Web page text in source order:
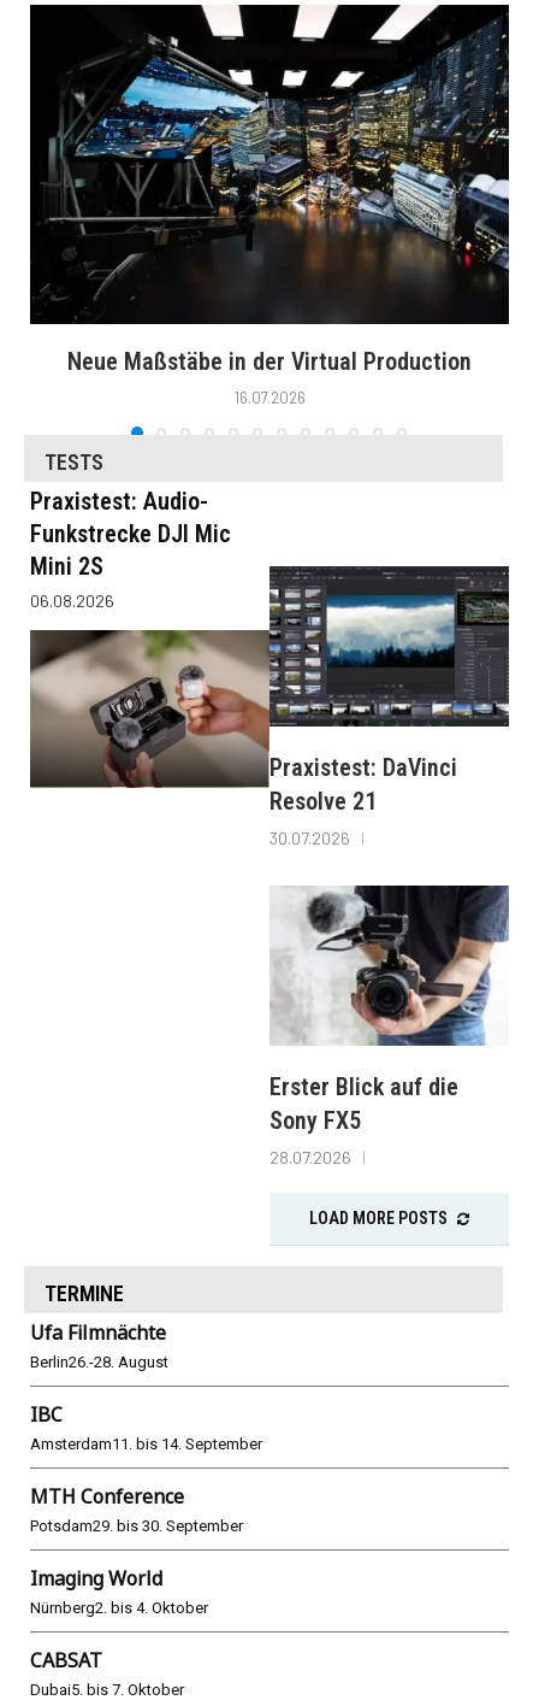
Neue Maßstäbe in der Virtual Production
16.07.2026
TESTS
Praxistest: Audio-
Funkstrecke DJI Mic
Mini 2S
06.08.2026
Praxistest: DaVinci
Resolve 21
30.07.2026
Erster Blick auf die
Sony FX5
28.07.2026
LOAD MORE POSTS
TERMINE
Ufa Filmnächte
Berlin26.-28. August
IBC
Amsterdam11. bis 14. September
MTH Conference
Potsdam29. bis 30. September
Imaging World
Nürnberg2. bis 4. Oktober
CABSAT
Dubai5. bis 7. Oktober